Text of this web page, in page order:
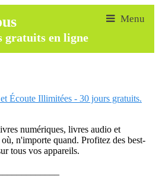
gratuits en ligne
Écoute Illimitées - 30 jours gratuits.
numériques, livres audio et
n'importe quand. Profitez des best-
tous vos appareils.